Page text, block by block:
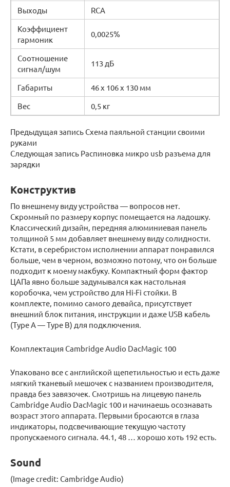
Выходы
RCA
Коэффициент
гармоник
0,0025%
Соотношение
сигнал/шум
113 дБ
Габариты
46 х 106 х 130 мм
Вес
0,5 кг
Предыдущая запись Схема паяльной станции своими
руками
Следующая запись Распиновка микро usb разъема для
зарядки
Конструктив
По внешнему виду устройства — вопросов нет.
Скромный по размеру корпус помещается на ладошку.
Классический дизайн, передняя алюминиевая панель
толщиной 5 мм добавляет внешнему виду солидности.
Кстати, в серебристом исполнении аппарат понравился
больше, чем в черном, возможно потому, что он больше
подходит к моему макбуку. Компактный форм фактор
ЦАПа явно больше задумывался как настольная
коробочка, чем устройство для Hi-Fi стойки. В
комплекте, помимо самого девайса, присутствует
внешний блок питания, инструкции и даже USB кабель
(Type A — Type B) для подключения.
Комплектация Cambridge Audio DacMagic 100
Упаковано все с английской щепетильностью и есть даже
мягкий тканевый мешочек с названием производителя,
правда без завязочек. Смотришь на лицевую панель
Cambridge Audio DacMagic 100 и начинаешь осознавать
возраст этого аппарата. Первыми бросаются в глаза
индикаторы, подсвечивающие текущую частоту
пропускаемого сигнала. 44.1, 48 … хорошо хоть 192 есть.
Sound
(Image credit: Cambridge Audio)